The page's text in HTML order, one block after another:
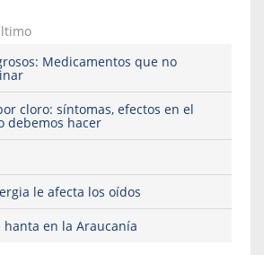
Medicamentos que no
cloro: síntomas, efectos en el
debemos hacer
le afecta los oídos
hanta en la Araucanía